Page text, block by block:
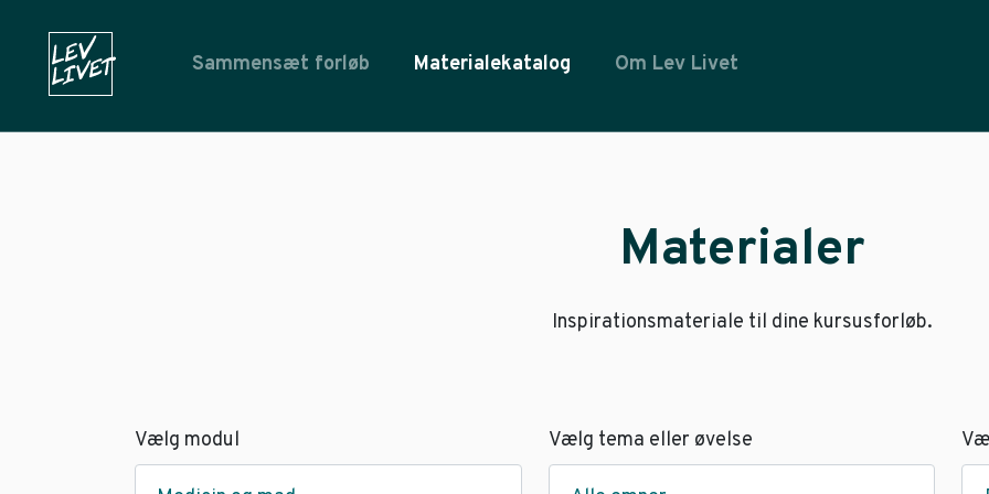
Sammensæt forløb Materialekatalog Om Lev Livet
Materialer
Inspirationsmateriale til dine kursusforløb.
Vælg modul Vælg tema eller øvelse